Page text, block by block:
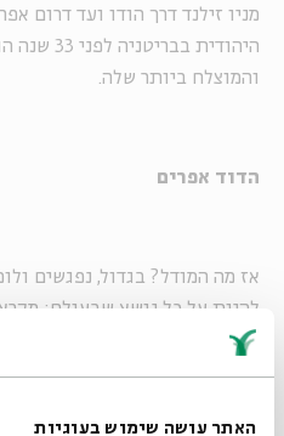
האתר עושה שימוש בעוגיות
מניו זילנד דרך הודו ועד דרום
היהודית
והמוצלח ביותר שלה.
הדוד אפרים
אז מה המודל? בגדול, נפגשים
להיות על כל נושא שבעולם:
כמובן נוגעות לזוויות
שהוא בעיקרו יהודי, כולל גם לא